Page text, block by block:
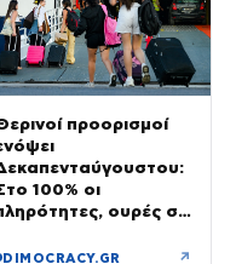
προορισμοί
100% οι
ουρές σε
DIMOCRACY.GR ↗